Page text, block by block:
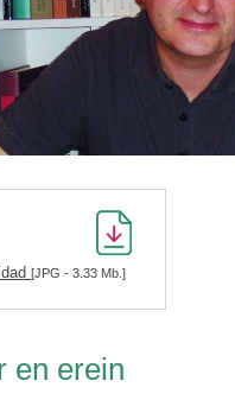
[JPG - 3.33 Mb.]
en erein